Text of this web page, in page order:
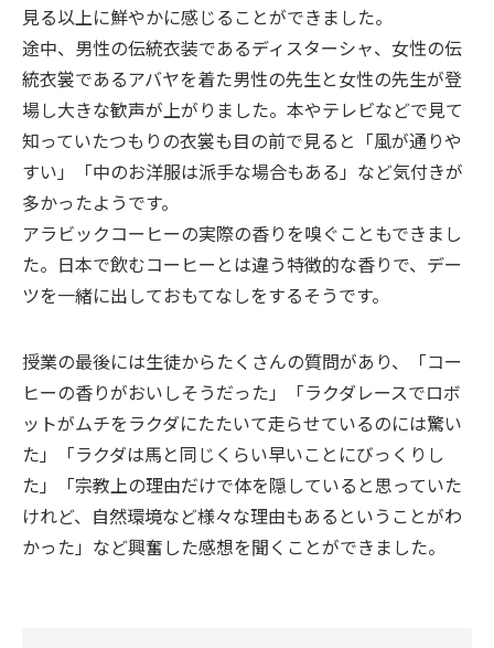
見る以上に鮮やかに感じることができました。
途中、男性の伝統衣装であるディスターシャ、女性の伝
統衣裳であるアバヤを着た男性の先生と女性の先生が登
場し大きな歓声が上がりました。本やテレビなどで見て
知っていたつもりの衣裳も目の前で見ると「風が通りや
すい」「中のお洋服は派手な場合もある」など気付きが
多かったようです。
アラビックコーヒーの実際の香りを嗅ぐこともできまし
た。日本で飲むコーヒーとは違う特徴的な香りで、デー
ツを一緒に出しておもてなしをするそうです。
授業の最後には生徒からたくさんの質問があり、「コー
ヒーの香りがおいしそうだった」「ラクダレースでロボ
ットがムチをラクダにたたいて走らせているのには驚い
た」「ラクダは馬と同じくらい早いことにびっくりし
た」「宗教上の理由だけで体を隠していると思っていた
けれど、自然環境など様々な理由もあるということがわ
かった」など興奮した感想を聞くことができました。